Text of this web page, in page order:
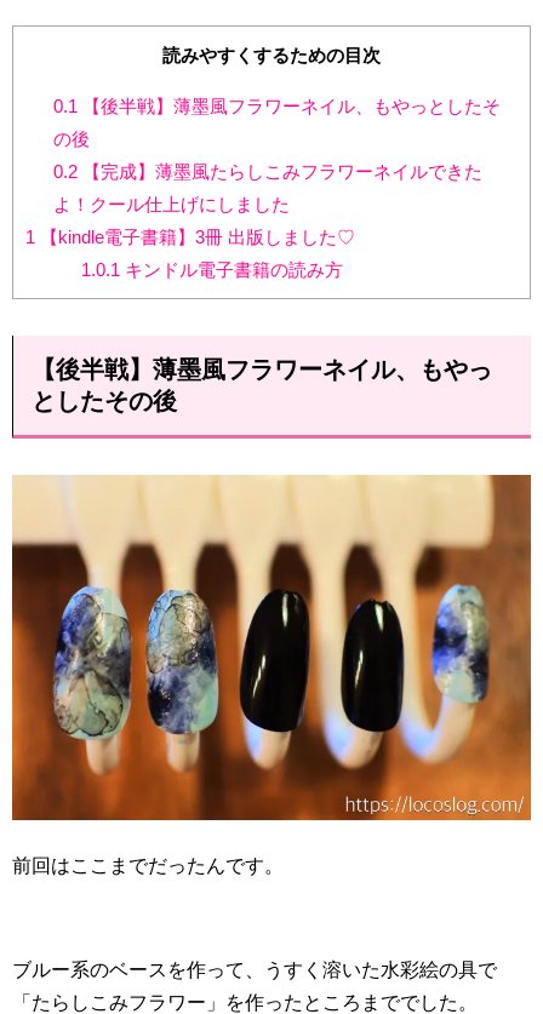
読みやすくするための目次
0.1 【後半戦】薄墨風フラワーネイル、もやっとしたそ
の後
0.2【完成】薄墨風たらしこみフラワーネイルできた
よ！クール仕上げにしました
1 【kindle電子書籍】3冊 出版しました♡
1.0.1 キンドル電子書籍の読み方
【後半戦】薄墨風フラワーネイル、もやっ
としたその後
前回はここまでだったんです。
ブルー系のベースを作って、うすく溶いた水彩絵の具で
「たらしこみフラワー」を作ったところまででした。